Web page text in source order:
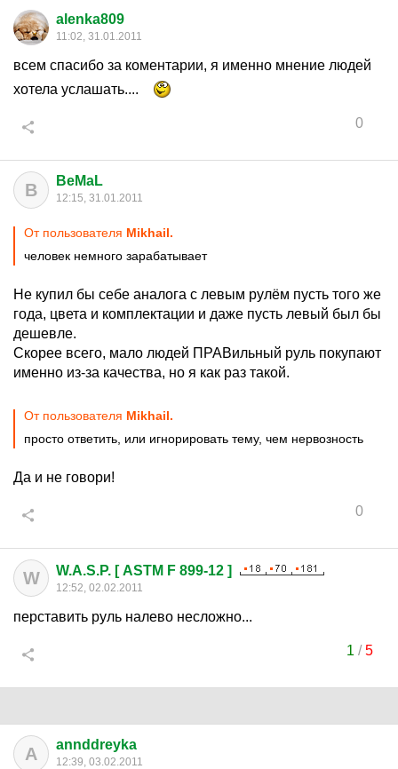
alenka809
11:02, 31.01.2011
всем спасибо за коментарии, я именно мнение людей
хотела услашать....
0
B BeMaL
12:15, 31.01.2011
От пользователя Mikhail.
человек немного зарабатывает
Не купил бы себе аналога с левым рулём пусть того же
года, цвета и комплектации и даже пусть левый был бы
дешевле.
Скорее всего, мало людей ПРАВильный руль покупают
именно из-за качества, но я как раз такой.
От пользователя Mikhail.
просто ответить, или игнорировать тему, чем нервозность
Да и не говори!
0
W W.A.S.P. [ ASTM F 899-12 ]
12:52, 02.02.2011
перставить руль налево несложно...
1 /5
A annddreyka
12:39, 03.02.2011